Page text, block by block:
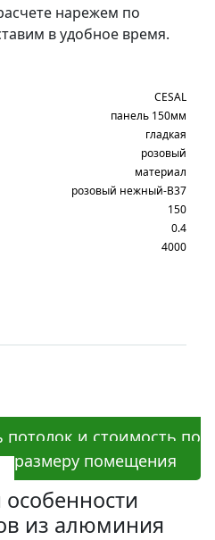
нарежем по
в удобное время.
CESAL
панель 150мм
гладкая
розовый
материал
розовый нежный-В37
150
0.4
4000
потолок и стоимость по
размеру помещения
из алюминия